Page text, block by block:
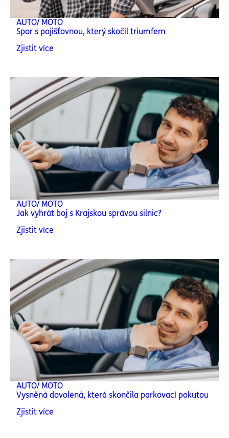
AUTO/ MOTO
Spor s pojišťovnou, který skočil triumfem
Zjistit více
AUTO/ MOTO
Jak vyhrát boj s Krajskou správou silnic?
Zjistit více
AUTO/ MOTO
Vysněná dovolená, která skončila parkovací pokutou
Zjistit více